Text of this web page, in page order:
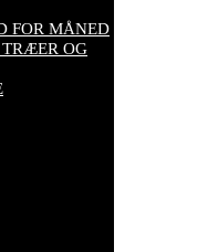
FOR MÅNED
OG